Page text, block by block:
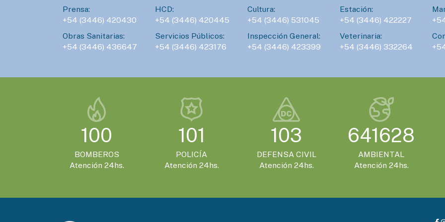
Prensa:
+54 (3446) 420430
HCD:
+54 (3446) 420445
Cultura:
+54 (3446) 531045
Estación:
+54 (3446) 422227
Obras Sanitarias:
+54 (3446) 436647
Servicios Públicos:
+54 (3446) 423176
Inspección General:
+54 (3446) 423399
Veterinaria:
+54 (3446) 332264
100
BOMBEROS
Atención 24hs.
101
POLICÍA
Atención 24hs.
103
DEFENSA CIVIL
Atención 24hs.
641628
AMBIENTAL
Atención 24hs.